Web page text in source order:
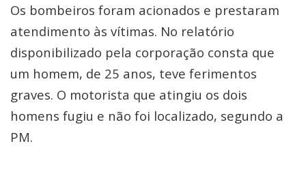
Os bombeiros foram acionados e prestaram
atendimento às vítimas. No relatório
disponibilizado pela corporação consta que
um homem, de 25 anos, teve ferimentos
graves. O motorista que atingiu os dois
homens fugiu e não foi localizado, segundo a
PM.